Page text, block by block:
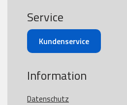
Service
Kundenservice
Information
Datenschutz